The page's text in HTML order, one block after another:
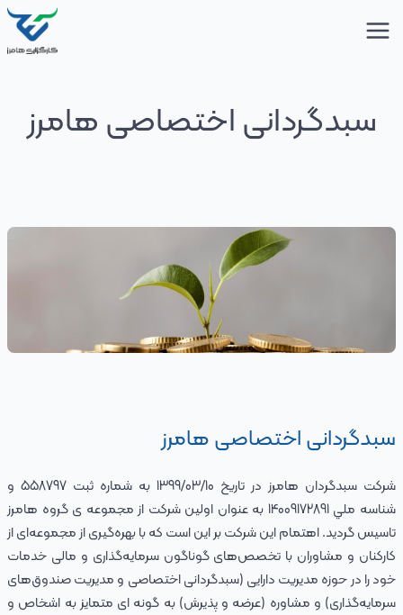
سبدگردانی اختصاصی هامرز
سبدگردانی اختصاصی هامرز
شرکت سبدگردان هامرز در تاريخ 1399/03/10 به شماره ثبت 558797 و
شناسه ملي 14009172891 به عنوان اولین شرکت از مجموعه ی گروه هامرز
تاسیس گردید. اهتمام این شرکت بر این است که با بهره‌گیری از مجموعه‌ای از
کارکنان و مشاوران با تخصص‌های گوناگون سرمایه‌گذاری و مالی خدمات
خود را در حوزه مدیریت دارایی (سبدگردانی اختصاصی و مدیریت صندوق‌های
سرمایه‌گذاری) و مشاوره (عرضه و پذیرش) به گونه ای متمایز به اشخاص و